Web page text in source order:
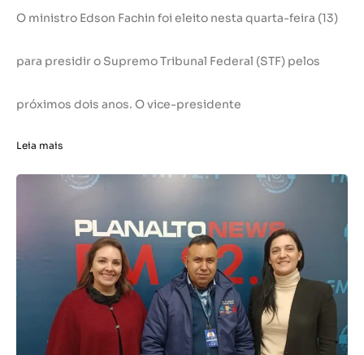
O ministro Edson Fachin foi eleito nesta quarta-feira (13)
para presidir o Supremo Tribunal Federal (STF) pelos
próximos dois anos. O vice-presidente
Leia mais